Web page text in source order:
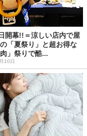
開幕!!＝涼しい店内で屋
「夏祭り」と超お得な
肉」祭りで酷...
10日